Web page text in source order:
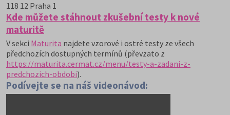
118 12 Praha 1
Kde můžete stáhnout zkušební testy k nové
maturitě
V sekci Maturita najdete vzorové i ostré testy ze všech
předchozích dostupných termínů (převzato z
https://maturita.cermat.cz/menu/testy-a-zadani-z-
predchozich-obdobi).
Podívejte se na náš videonávod: